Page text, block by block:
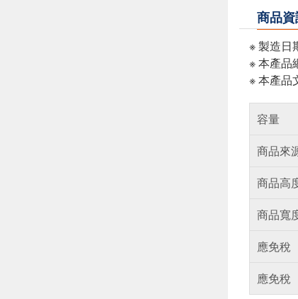
商品
※ 製造日
※ 本產品
※ 本產品
容量
商品來
商品高
商品寬
應免稅
應免稅